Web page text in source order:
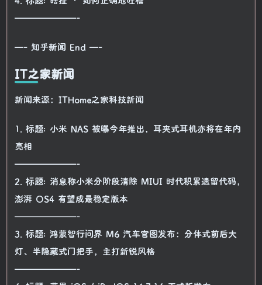
———————-
—- 知乎新闻 End —-
IT之家新闻
新闻来源：ITHome之家科技新闻
1. 标题: 小米 NAS 被曝今年推出，耳夹式耳机亦将在年内
亮相
———————-
2. 标题: 消息称小米分阶段清除 MIUI 时代积累遗留代码，
澎湃 OS4 有望成最稳定版本
———————-
3. 标题: 鸿蒙智行问界 M6 汽车官图发布：分体式前后大
灯、半隐藏式门把手，主打新锐风格
———————-